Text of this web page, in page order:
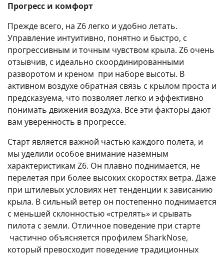
Прогресс и комфорт
Прежде всего, на Z6 легко и удобно летать.
Управление интуитивно, понятно и быстро, с
прогрессивным и точным чувством крыла. Z6 очень
отзывчив, с идеально скоординированными
разворотом и креном при наборе высоты. В
активном воздухе обратная связь с крылом проста и
предсказуема, что позволяет легко и эффективно
понимать движения воздуха. Все эти факторы дают
вам уверенность в прогрессе.
Старт является важной частью каждого полета, и
мы уделили особое внимание наземным
характеристикам Z6. Он плавно поднимается, не
перелетая при более высоких скоростях ветра. Даже
при штилевых условиях нет тенденции к зависанию
крыла. В сильный ветер он постепенно поднимается
с меньшей склонностью «стрелять» и срывать
пилота с земли. Отличное поведение при старте
частично объясняется профилем SharkNose,
который превосходит поведение традиционных